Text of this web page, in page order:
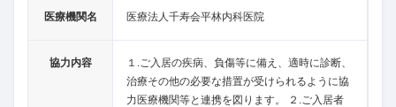
医療機関名 医療法人千寿会平林内科医院
協力内容
１.ご入居の疾病、負傷等に備え、適時に診断、
治療その他の必要な措置が受けられるように協
力医療機関等と連携を図ります。 ２.ご入居者